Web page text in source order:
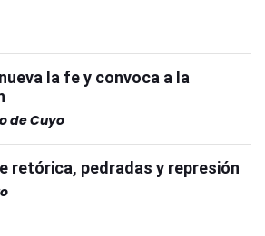
la fe y convoca a la
de Cuyo
retórica, pedradas y represión